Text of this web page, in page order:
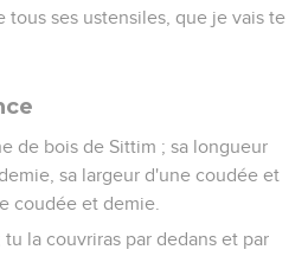
tous ses ustensiles, que je vais te
de bois de Sittim ; sa longueur
sa largeur d'une coudée et
coudée et demie.
la couvriras par dedans et par